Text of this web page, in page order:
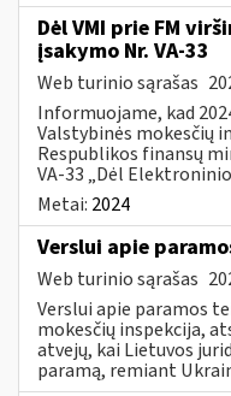
Dėl VMI prie FM
įsakymo Nr. VA-33
Web turinio sąrašas
Informuojame, kad
Valstybinės mokesčių
Respublikos finansų
VA-33 „Dėl
Metai: 2024
Verslui apie
Web turinio sąrašas
Verslui apie paramos
mokesčių inspekcija,
atvejų, kai Lietuvos
paramą, remiant